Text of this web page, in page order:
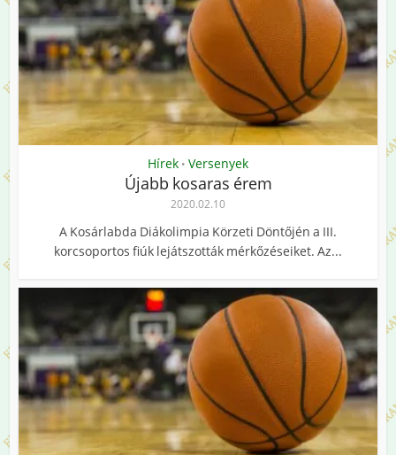
Hírek • Versenyek
Újabb kosaras érem
2020.02.10
A Kosárlabda Diákolimpia Körzeti Döntőjén a III.
korcsoportos fiúk lejátszották mérkőzéseiket. Az...